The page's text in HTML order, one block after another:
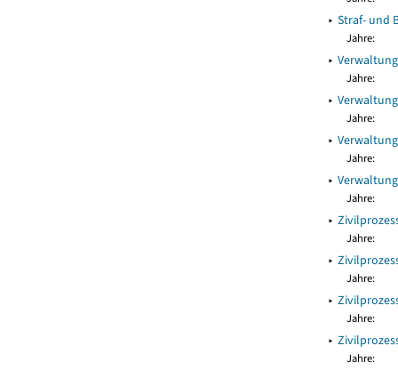
▸ Straf- und
Jahre:
▸
Jahre:
▸
Jahre:
▸
Jahre:
▸
Jahre:
▸
Jahre:
▸
Jahre:
▸
Jahre:
▸
Jahre: